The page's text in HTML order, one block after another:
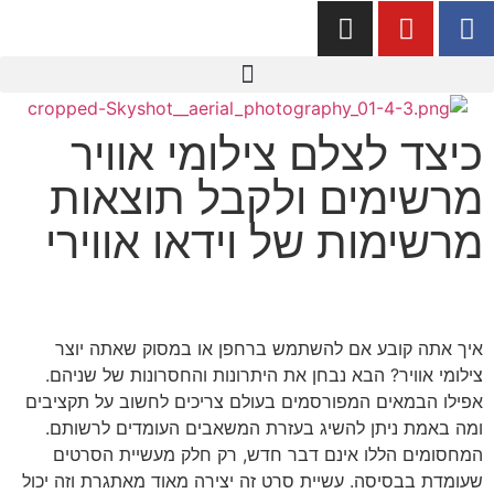
כיצד לצלם צילומי אוויר
מרשימים ולקבל תוצאות
מרשימות של וידאו אווירי
איך אתה קובע אם להשתמש ברחפן או במסוק שאתה יוצר
צילומי אוויר? הבא נבחן את היתרונות והחסרונות של שניהם.
אפילו הבמאים המפורסמים בעולם צריכים לחשוב על תקציבים
ומה באמת ניתן להשיג בעזרת המשאבים העומדים לרשותם.
המחסומים הללו אינם דבר חדש, רק חלק מעשיית הסרטים
שעומדת בבסיסה. עשיית סרט זה יצירה מאוד מאתגרת וזה יכול